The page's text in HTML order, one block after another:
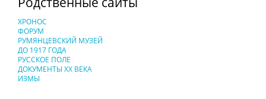
ХРОНОС
ФОРУМ
РУМЯНЦЕВСКИЙ МУЗЕЙ
ДО 1917 ГОДА
РУССКОЕ ПОЛЕ
ДОКУМЕНТЫ XX ВЕКА
ИЗМЫ